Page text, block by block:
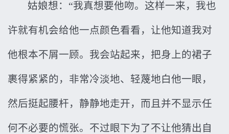
姑娘想：“我真想要他吻。这样一来，我也
许就有机会给他一点颜色看看，让他知道我对
他根本不屑一顾。我会站起来，把身上的裙子
裹得紧紧的，非常冷淡地、轻蔑地白他一眼，
然后挺起腰杆，静静地走开，而且并不显示任
何不必要的慌张。不过眼下为了不让他猜出自